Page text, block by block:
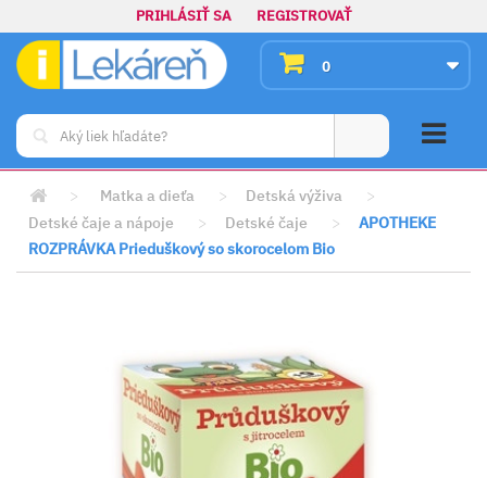
PRIHLÁSIŤ SA REGISTROVAŤ
0
> Matka a dieťa > Detská výživa
>
Detské čaje a nápoje
> Detské čaje >
APOTHEKE
ROZPRÁVKA Prieduškový so skorocelom Bio